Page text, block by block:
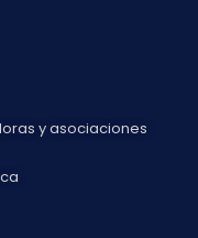
y asociaciones